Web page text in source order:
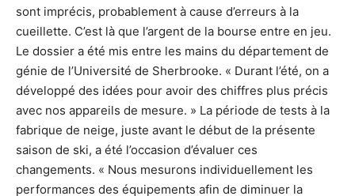
sont imprécis, probablement à cause d’erreurs à la
cueillette. C’est là que l’argent de la bourse entre en jeu.
Le dossier a été mis entre les mains du département de
génie de l’Université de Sherbrooke. « Durant l’été, on a
développé des idées pour avoir des chiffres plus précis
avec nos appareils de mesure. » La période de tests à la
fabrique de neige, juste avant le début de la présente
saison de ski, a été l’occasion d’évaluer ces
changements. « Nous mesurons individuellement les
performances des équipements afin de diminuer la